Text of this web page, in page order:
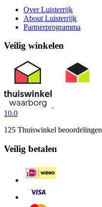
Over Luisterrijk
About Luisterrijk
Partnerprogramma
Veilig winkelen
10.0
125 Thuiswinkel beoordelingen
Veilig betalen